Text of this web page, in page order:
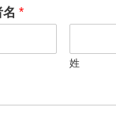
*
姓